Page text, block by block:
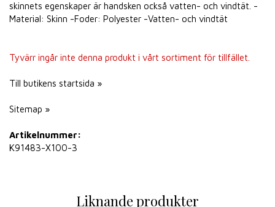
skinnets egenskaper är handsken också vatten- och vindtät. -
Material: Skinn -Foder: Polyester -Vatten- och vindtät
Tyvärr ingår inte denna produkt i vårt sortiment för tillfället.
Till butikens startsida »
Sitemap »
Artikelnummer:
K91483-X100-3
Liknande produkter